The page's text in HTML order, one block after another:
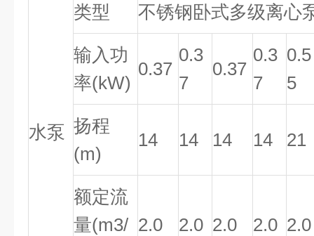
水泵
类型 不锈钢卧式多级离心
输入功
率(kW)
0.37
0.3
7
0.37
0.3
7
0.5
5
扬程
(m)
14 14 14 14 21
额定流
量(m3/ 2.0 2.0 2.0 2.0 2.0